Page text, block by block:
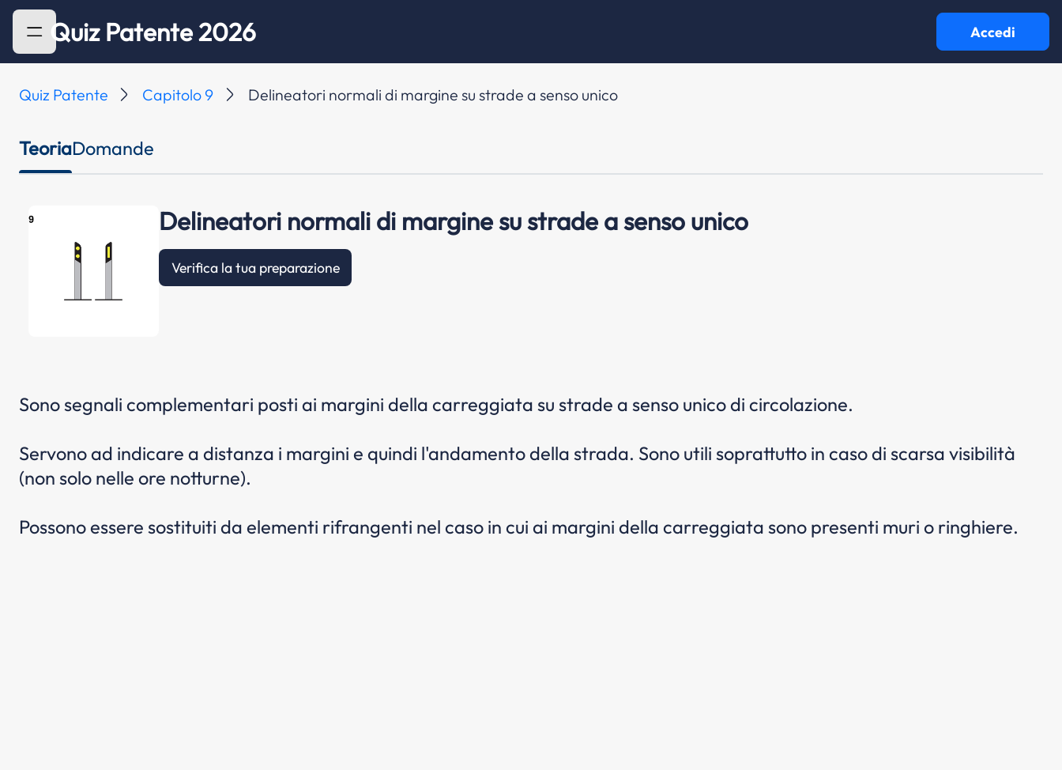
Quiz Patente 2026 Accedi
Quiz Patente Capitolo 9 Delineatori normali di margine su strade a senso unico
TeoriaDomande
Delineatori normali di margine su strade a senso unico
Verifica la tua preparazione
Sono segnali complementari posti ai margini della carreggiata su strade a senso unico di circolazione.
Servono ad indicare a distanza i margini e quindi l'andamento della strada. Sono utili soprattutto in caso di scarsa visibilità
(non solo nelle ore notturne).
Possono essere sostituiti da elementi rifrangenti nel caso in cui ai margini della carreggiata sono presenti muri o ringhiere.